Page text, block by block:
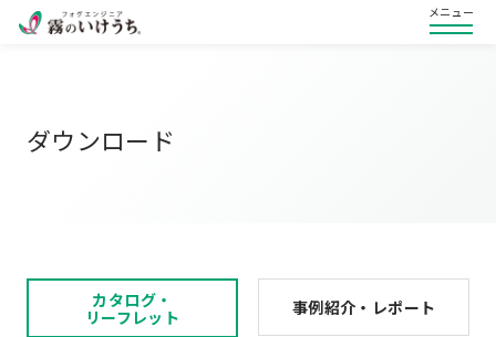
メニュー
ダウンロード
カタログ・
リーフレット
事例紹介・レポート